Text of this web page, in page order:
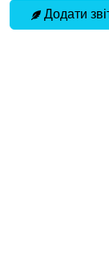
Додати